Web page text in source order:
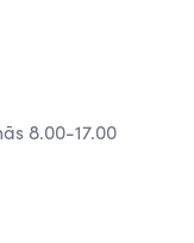
8.00-17.00